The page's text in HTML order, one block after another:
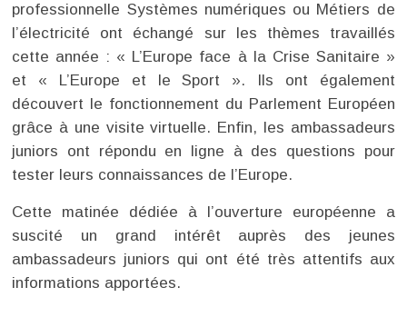
professionnelle Systèmes numériques ou Métiers de
l’électricité ont échangé sur les thèmes travaillés
cette année : « L’Europe face à la Crise Sanitaire »
et « L’Europe et le Sport ». Ils ont également
découvert le fonctionnement du Parlement Européen
grâce à une visite virtuelle. Enfin, les ambassadeurs
juniors ont répondu en ligne à des questions pour
tester leurs connaissances de l’Europe.
Cette matinée dédiée à l’ouverture européenne a
suscité un grand intérêt auprès des jeunes
ambassadeurs juniors qui ont été très attentifs aux
informations apportées.